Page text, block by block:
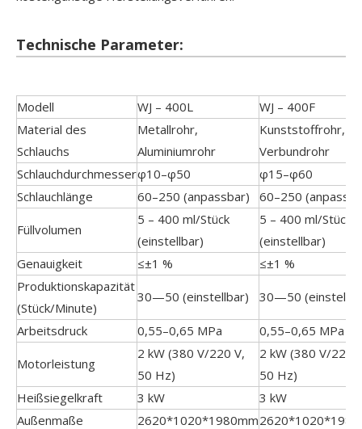
Technische Parameter:
Modell WJ – 400L
WJ – 400F
Material des
Schlauchs
Metallrohr,
Aluminiumrohr
Kunststoffrohr,
Verbundrohr
Schlauchdurchmesserφ10–φ50
φ15–φ60
Schlauchlänge
60–250 (anpassbar) 60–250
Füllvolumen
5 – 400 ml/Stück
(einstellbar)
5 – 400 ml/Stück
(einstellbar)
Genauigkeit
≤±1 %
≤±1 %
Produktionskapazität
(Stück/Minute)
30—50 (einstellbar) 30—50
Arbeitsdruck 0,55–0,65 MPa 0,55–0,65 MPa
Motorleistung
2 kW (380 V/220 V,
50 Hz)
2 kW (380 V/220
50 Hz)
Heißsiegelkraft
3 kW
3 kW
Außenmaße
2620*1020*1980mm